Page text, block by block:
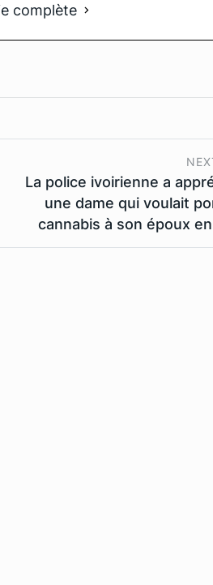
complète
La police ivoirienne a
une dame qui voulait
cannabis à son époux